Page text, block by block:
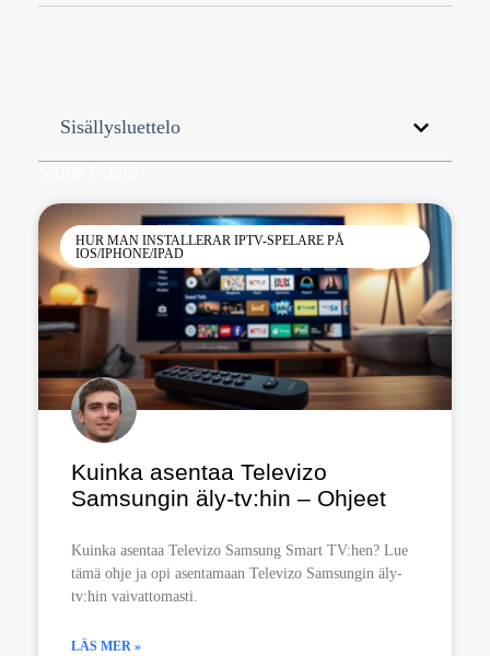
Sisällysluettelo
HUR MAN INSTALLERAR IPTV-SPELARE PÅ
IOS/IPHONE/IPAD
Kuinka asentaa Televizo
Samsungin äly-tv:hin – Ohjeet
Kuinka asentaa Televizo Samsung Smart TV:hen? Lue
tämä ohje ja opi asentamaan Televizo Samsungin äly-
tv:hin vaivattomasti.
LÄS MER »